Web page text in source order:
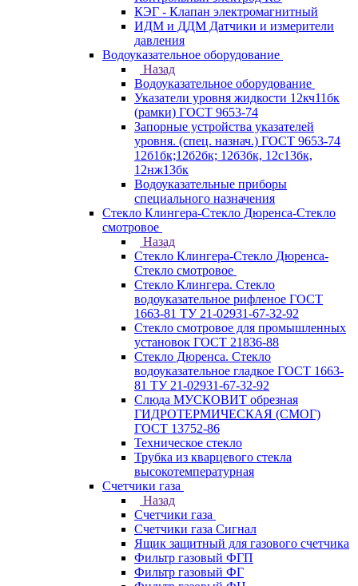
КЭГ - Клапан электромагнитный
ИДМ и ДДМ Датчики и измерители
давления
Водоуказательное оборудование
Назад
Водоуказательное оборудование
Указатели уровня жидкости 12кч11бк
(рамки) ГОСТ 9653-74
Запорные устройства указателей
уровня. (спец. назнач.) ГОСТ 9653-74
12б1бк;12б2бк; 12б3бк, 12с13бк,
12нж13бк
Водоуказательные приборы
специального назначения
Стекло Клингера-Стекло Дюренса-Стекло
смотровое
Назад
Стекло Клингера-Стекло Дюренса-
Стекло смотровое
Стекло Клингера. Стекло
водоуказательное рифленое ГОСТ
1663-81 ТУ 21-02931-67-32-92
Стекло смотровое для промышленных
установок ГОСТ 21836-88
Стекло Дюренса. Стекло
водоуказательное гладкое ГОСТ 1663-
81 ТУ 21-02931-67-32-92
Слюда МУСКОВИТ обрезная
ГИДРОТЕРМИЧЕСКАЯ (СМОГ)
ГОСТ 13752-86
Техническое стекло
Трубка из кварцевого стекла
высокотемпературная
Счетчики газа
Назад
Счетчики газа
Счетчики газа Сигнал
Ящик защитный для газового счетчика
Фильтр газовый ФГП
Фильтр газовый ФГ